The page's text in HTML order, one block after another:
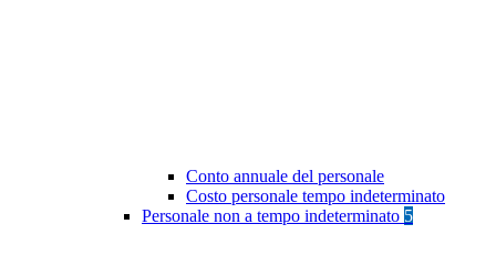
Conto annuale del personale
Costo personale tempo indeterminato
Personale non a tempo indeterminato 5